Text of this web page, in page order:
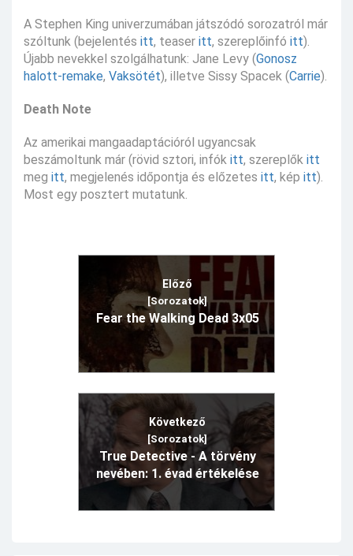
A Stephen King univerzumában játszódó sorozatról már
szóltunk (bejelentés itt, teaser itt, szereplőinfó itt).
Újabb nevekkel szolgálhatunk: Jane Levy (Gonosz
halott-remake, Vaksötét), illetve Sissy Spacek (Carrie).
Death Note
Az amerikai mangaadaptációról ugyancsak
beszámoltunk már (rövid sztori, infók itt, szereplők itt
meg itt, megjelenés időpontja és előzetes itt, kép itt).
Most egy posztert mutatunk.
Előző
[Sorozatok]
Fear the Walking Dead 3x05
Következő
[Sorozatok]
True Detective - A törvény
nevében: 1. évad értékelése